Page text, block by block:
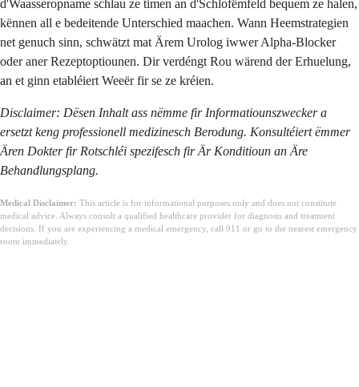
d'Waasseropname schlau ze timen an d'Schlofëmfeld bequem ze halen,
kënnen all e bedeitende Unterschied maachen. Wann Heemstrategien
net genuch sinn, schwätzt mat Ärem Urolog iwwer Alpha-Blocker
oder aner Rezeptoptiounen. Dir verdéngt Rou wärend der Erhuelung,
an et ginn etabléiert Weeër fir se ze kréien.
Disclaimer: Dësen Inhalt ass nëmme fir Informatiounszwecker a
ersetzt keng professionell medizinesch Berodung. Konsultéiert ëmmer
Ären Dokter fir Rotschléi spezifesch fir Är Konditioun an Äre
Behandlungsplang.
Medical Disclaimer: This article is for informational purposes only and does not constitute
medical advice. Always consult a qualified healthcare provider for diagnosis and treatment
decisions. If you are experiencing a medical emergency, call 911 or go to the nearest emergency
room immediately.